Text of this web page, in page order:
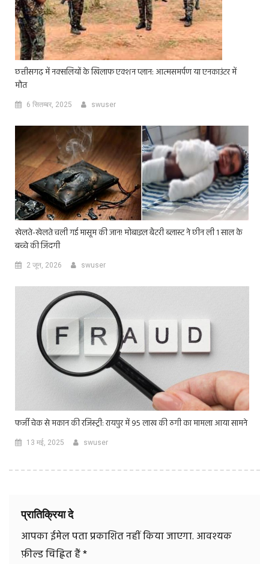
छत्तीसगढ़ में नक्सलियों के खिलाफ एक्शन प्लान: आत्मसमर्पण या एनकाउंटर में
मौत
6 सितम्बर, 2025 swuser
खेलते-खेलते चली गई मासूम की जान! मोबाइल बैटरी ब्लास्ट ने छीन ली 1 साल के
बच्चे की जिंदगी
2 जून, 2026 swuser
फर्जी चेक से मकान की रजिस्ट्री: रायपुर में 95 लाख की ठगी का मामला आया सामने
13 मई, 2025 swuser
प्रातिक्रिया दे
आपका ईमेल पता प्रकाशित नहीं किया जाएगा. आवश्यक
फ़ील्ड चिह्नित हैं*